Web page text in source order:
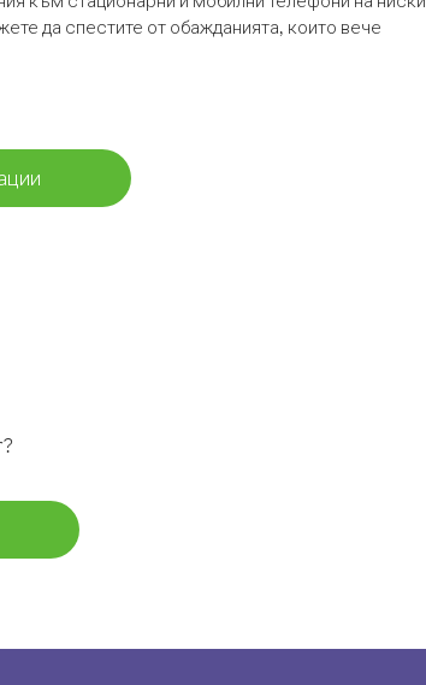
да спестите от обажданията, които вече